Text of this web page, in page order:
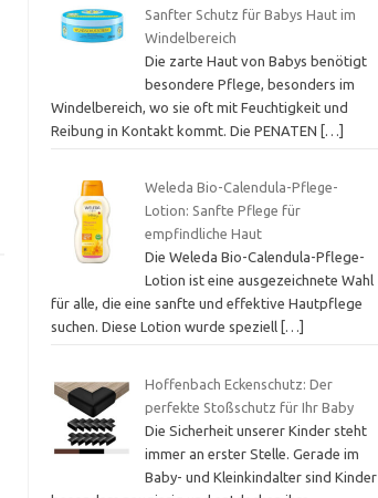
Sanfter Schutz für Babys Haut im
Windelbereich
Die zarte Haut von Babys benötigt
besondere Pflege, besonders im
Windelbereich, wo sie oft mit Feuchtigkeit und
Reibung in Kontakt kommt. Die PENATEN […]
Weleda Bio-Calendula-Pflege-
Lotion: Sanfte Pflege für
empfindliche Haut
Die Weleda Bio-Calendula-Pflege-
Lotion ist eine ausgezeichnete Wahl
für alle, die eine sanfte und effektive Hautpflege
suchen. Diese Lotion wurde speziell […]
Hoffenbach Eckenschutz: Der
perfekte Stoßschutz für Ihr Baby
Die Sicherheit unserer Kinder steht
immer an erster Stelle. Gerade im
Baby- und Kleinkindalter sind Kinder